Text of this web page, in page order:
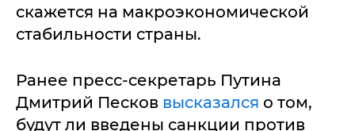
скажется на макроэкономической
стабильности страны.
Ранее пресс-секретарь Путина
Дмитрий Песков высказался о том,
будут ли введены санкции против